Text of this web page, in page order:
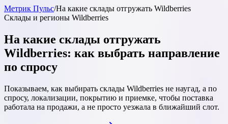
Метрик Пульс/На какие склады отгружать Wildberries
Склады и регионы Wildberries
На какие склады отгружать
Wildberries: как выбрать направление
по спросу
Показываем, как выбирать склады Wildberries не наугад, а по
спросу, локализации, покрытию и приемке, чтобы поставка
работала на продажи, а не просто уезжала в ближайший слот.